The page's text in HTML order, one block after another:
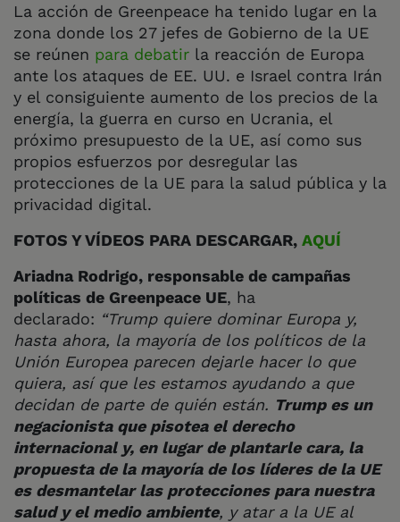
La acción de Greenpeace ha tenido lugar en la
zona donde los 27 jefes de Gobierno de la UE
se reúnen para debatir la reacción de Europa
ante los ataques de EE. UU. e Israel contra Irán
y el consiguiente aumento de los precios de la
energía, la guerra en curso en Ucrania, el
próximo presupuesto de la UE, así como sus
propios esfuerzos por desregular las
protecciones de la UE para la salud pública y la
privacidad digital.
FOTOS Y VÍDEOS PARA DESCARGAR, AQUÍ
Ariadna Rodrigo, responsable de campañas
políticas de Greenpeace UE, ha
declarado: “Trump quiere dominar Europa y,
hasta ahora, la mayoría de los políticos de la
Unión Europea parecen dejarle hacer lo que
quiera, así que les estamos ayudando a que
decidan de parte de quién están. Trump es un
negacionista que pisotea el derecho
internacional y, en lugar de plantarle cara, la
propuesta de la mayoría de los líderes de la UE
es desmantelar las protecciones para nuestra
salud y el medio ambiente, y atar a la UE al